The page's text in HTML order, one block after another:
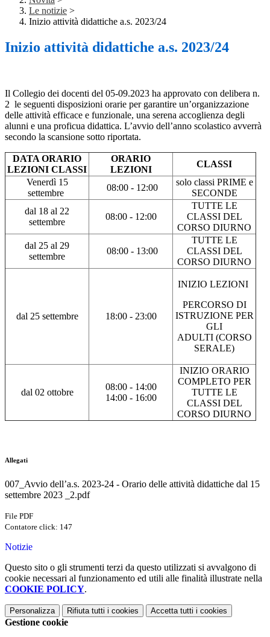
Le notizie >
Inizio attività didattiche a.s. 2023/24
Inizio attività didattiche a.s. 2023/24
Il Collegio dei docenti del 05-09.2023 ha approvato con delibera n.
2 le seguenti disposizioni orarie per garantire un’organizzazione
delle attività efficace e funzionale, una serena accoglienza degli
alunni e una proficua didattica. L’avvio dell’anno scolastico avverrà
secondo la scansione sotto riportata.
DATA ORARIO
LEZIONI CLASSI
ORARIO
LEZIONI
CLASSI
Venerdì 15
settembre
08:00 - 12:00
solo classi PRIME e
SECONDE
dal 18 al 22
settembre
08:00 - 12:00
TUTTE LE
CLASSI DEL
CORSO DIURNO
dal 25 al 29
settembre
08:00 - 13:00
TUTTE LE
CLASSI DEL
CORSO DIURNO
dal 25 settembre 18:00 - 23:00
INIZIO LEZIONI
PERCORSO DI
ISTRUZIONE PER
GLI
ADULTI (CORSO
SERALE)
dal 02 ottobre
08:00 - 14:00
14:00 - 16:00
INIZIO ORARIO
COMPLETO PER
TUTTE LE
CLASSI DEL
CORSO DIURNO
Allegati
007_Avvio dell’a.s. 2023-24 - Orario delle attività didattiche dal 15
settembre 2023 _2.pdf
File PDF
Contatore click: 147
Notizie
Questo sito o gli strumenti terzi da questo utilizzati si avvalgono di
cookie necessari al funzionamento ed utili alle finalità illustrate nella
COOKIE POLICY.
Personalizza Rifiuta tutti i cookies Accetta tutti i cookies
Gestione cookie